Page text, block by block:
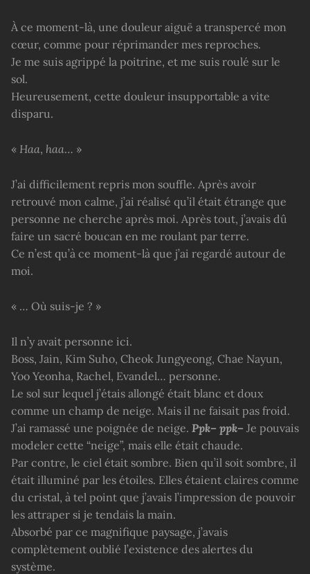
À ce moment-là, une douleur aiguë a transpercé mon
cœur, comme pour réprimander mes reproches.
Je me suis agrippé la poitrine, et me suis roulé sur le
sol.
Heureusement, cette douleur insupportable a vite
disparu.
« Haa, haa… »
J’ai difficilement repris mon souffle. Après avoir
retrouvé mon calme, j’ai réalisé qu’il était étrange que
personne ne cherche après moi. Après tout, j’avais dû
faire un sacré boucan en me roulant par terre.
Ce n’est qu’à ce moment-là que j’ai regardé autour de
moi.
« … Où suis-je ? »
Il n’y avait personne ici.
Boss, Jain, Kim Suho, Cheok Jungyeong, Chae Nayun,
Yoo Yeonha, Rachel, Evandel… personne.
Le sol sur lequel j’étais allongé était blanc et doux
comme un champ de neige. Mais il ne faisait pas froid.
J’ai ramassé une poignée de neige. Ppk– ppk– Je pouvais
modeler cette “neige”, mais elle était chaude.
Par contre, le ciel était sombre. Bien qu’il soit sombre, il
était illuminé par les étoiles. Elles étaient claires comme
du cristal, à tel point que j’avais l’impression de pouvoir
les attraper si je tendais la main.
Absorbé par ce magnifique paysage, j’avais
complètement oublié l’existence des alertes du
système.